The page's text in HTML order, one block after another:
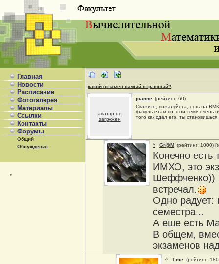
Главная
Новости
Расписание
Фотогалерея
Материалы
Ссылки
Контакты
Форумы
Общий
Обсуждения
*
какой экзамен самый страшный?
аватар не
загружен
joanne (рейтинг: 60)
Скажите, пожалуйста, есть на
факультетам по этой теме.очень
того как сдал его, ты
^ Gr@M (рейтинг: 1000)
Конечно есть
ИМХО, это
Шеффченко))
встречал.
Одно радует:
семестра...
А еще есть
В общем,
экзаменов
^ Time (рейтинг: